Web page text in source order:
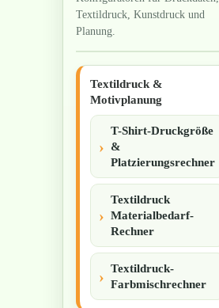
Textildruck, Kunstdruck und
Planung.
Textildruck &
Motivplanung
T-Shirt-Druckgröße
&
Platzierungsrechner
Textildruck
Materialbedarf-
Rechner
Textildruck-
Farbmischrechner